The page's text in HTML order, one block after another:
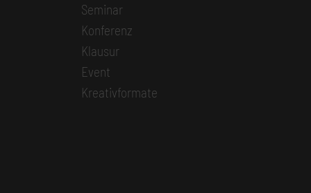
Seminar
Konferenz
Klausur
Event
Kreativformate